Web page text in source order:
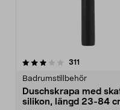
311
Badrumstillbehör
Duschskrapa med
silikon, längd 23-84
4.5 av 5 stjärnor